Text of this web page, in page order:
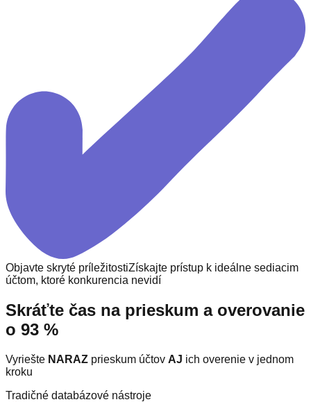
Objavte skryté príležitostiZískajte prístup k ideálne sediacim
účtom, ktoré konkurencia nevidí
Skráťte čas na prieskum a overovanie
o 93 %
Vyriešte NARAZ prieskum účtov AJ ich overenie v jednom
kroku
Tradičné databázové nástroje